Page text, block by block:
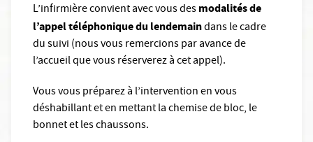
L’infirmière convient avec vous desmodalités de
l’appel téléphonique du lendemaindans le cadre
du suivi (nous vous remercions par avance de
l’accueil que vous réserverez à cet appel).
Vous vous préparez à l’intervention en vous
déshabillant et en mettant la chemise de bloc, le
bonnet et les chaussons.